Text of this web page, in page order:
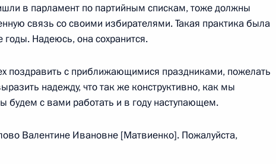
рабочей поездкой Челябинскую
в парламент по партийным спискам, тоже должны
связь со своими избирателями. Такая практика была
Надеюсь, она сохранится.
поздравить с приближающимися праздниками, пожелать
надежду, что так же конструктивно, как мы
будем с вами работать и в году наступающем.
Валентине Ивановне [Матвиенко]. Пожалуйста,